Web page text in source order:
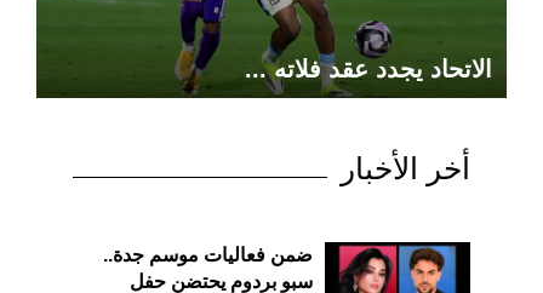
الاتحاد يجدد عقد فلاته ...
أخر الأخبار
ضمن فعاليات موسم جدة..
سبو بردوم يحتضن حفل